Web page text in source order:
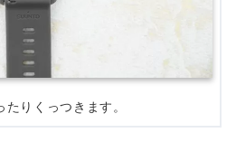
たりくっつきます。